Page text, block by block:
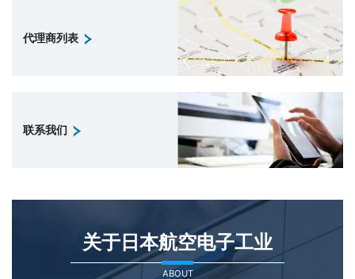
代理商列表
联系我们
关于日本航空电子工业
ABOUT